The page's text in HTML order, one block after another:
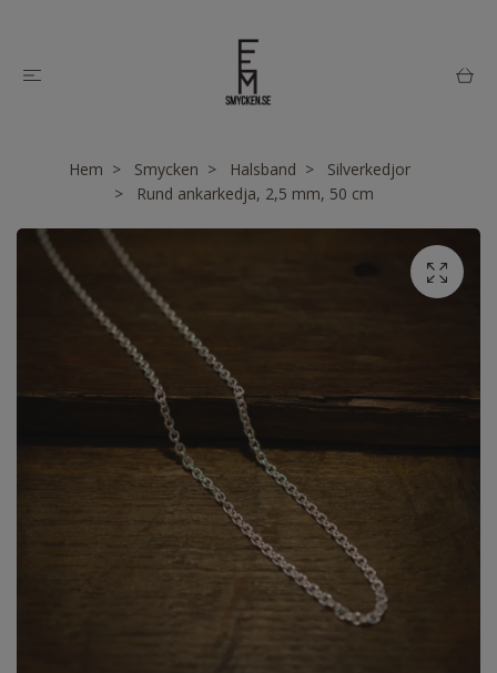
Hem Smycken Halsband
Silverkedjor
Rund ankarkedja, 2,5 mm, 50 cm